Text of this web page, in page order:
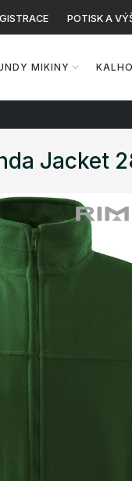
POTISK A
MIKINY
Jacket